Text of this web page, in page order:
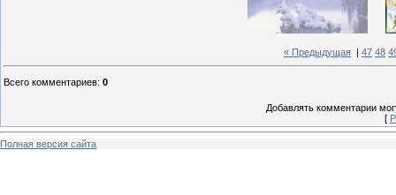
« Предыдущая 47 48
Всего комментариев: 0
Добавлять комментарии
[
Полная версия сайта